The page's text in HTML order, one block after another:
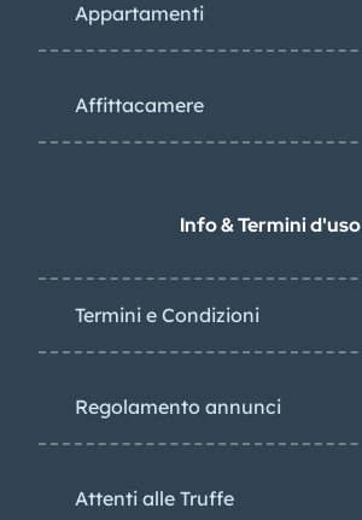
Appartamenti
Affittacamere
Info & Termini d'uso
Termini e Condizioni
Regolamento annunci
Attenti alle Truffe